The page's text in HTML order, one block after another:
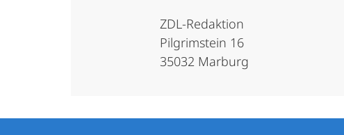
ZDL-Redaktion
Pilgrimstein 16
35032 Marburg